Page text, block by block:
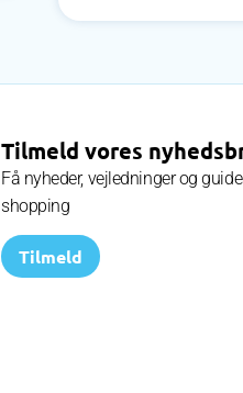
Tilmeld vores
Få nyheder, vejledninger og
shopping
Tilmeld